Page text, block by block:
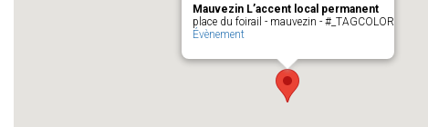
Mauvezin L’accent local permanent
place du foirail - mauvezin - #_TAGCOLOR
Évènement